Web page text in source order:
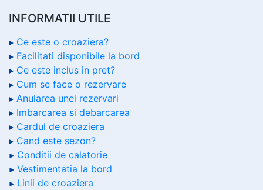
INFORMATII UTILE
Ce este o croaziera?
Facilitati disponibile la bord
Ce este inclus in pret?
Cum se face o rezervare
Anularea unei rezervari
Imbarcarea si debarcarea
Cardul de croaziera
Cand este sezon?
Conditii de calatorie
Vestimentatia la bord
Linii de croaziera